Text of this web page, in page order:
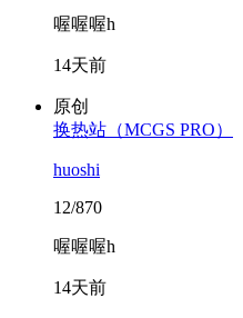
喔喔喔h
14天前
原创
换热站（MCGS PRO）
huoshi
12/870
喔喔喔h
14天前